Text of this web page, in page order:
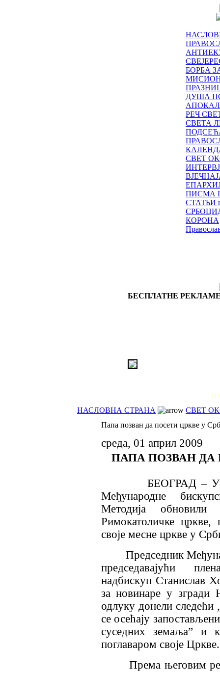
БОРБА
ДУША
РЕЧ
СВЕТА
СВЕТ
ПИСМА
СТАТЬИ
КОРОНА
БЕСПЛАТНЕ
НАСЛОВНА СТРАНА
СВЕТ
Папа позван да посети цркве у
среда, 01 април 2009
ПАПА ПОЗВАН ДА
БЕОГРАД –
Међународне
Методија
Римокатоличке
своје месне цркве у
Председник
председавајући
надбискуп Станислав
за новинаре у згради
одлуку донели следећи
се осећају
суседних земаља” и
поглаваром своје Цркве.
Према његовим